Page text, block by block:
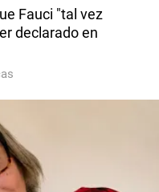
Fauci "tal vez
declarado en